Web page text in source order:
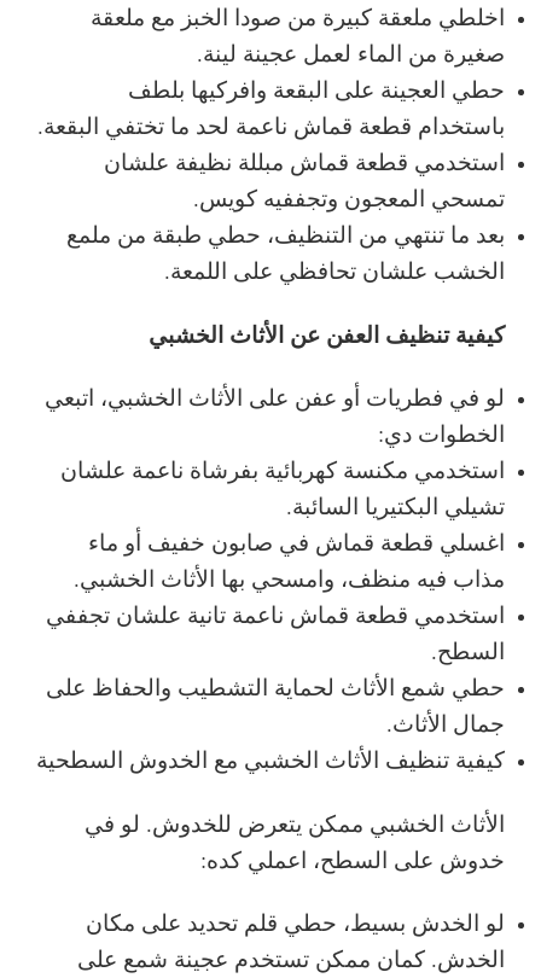
اخلطي ملعقة كبيرة من صودا الخبز مع ملعقة
صغيرة من الماء لعمل عجينة لينة.
حطي العجينة على البقعة وافركيها بلطف
باستخدام قطعة قماش ناعمة لحد ما تختفي البقعة.
استخدمي قطعة قماش مبللة نظيفة علشان
تمسحي المعجون وتجففيه كويس.
بعد ما تنتهي من التنظيف، حطي طبقة من ملمع
الخشب علشان تحافظي على اللمعة.
كيفية تنظيف العفن عن الأثاث الخشبي
لو في فطريات أو عفن على الأثاث الخشبي، اتبعي
الخطوات دي:
استخدمي مكنسة كهربائية بفرشاة ناعمة علشان
تشيلي البكتيريا السائبة.
اغسلي قطعة قماش في صابون خفيف أو ماء
مذاب فيه منظف، وامسحي بها الأثاث الخشبي.
استخدمي قطعة قماش ناعمة تانية علشان تجففي
السطح.
حطي شمع الأثاث لحماية التشطيب والحفاظ على
جمال الأثاث.
كيفية تنظيف الأثاث الخشبي مع الخدوش السطحية
الأثاث الخشبي ممكن يتعرض للخدوش. لو في
خدوش على السطح، اعملي كده:
لو الخدش بسيط، حطي قلم تحديد على مكان
الخدش. كمان ممكن تستخدم عجينة شمع على